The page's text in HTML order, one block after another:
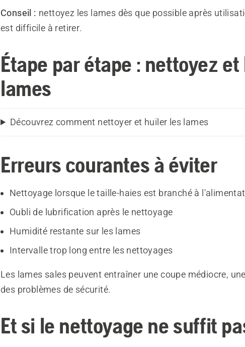
Conseil : nettoyez les lames dès que possible après
est difficile à retirer.
Étape par étape : nettoyez
lames
Découvrez comment nettoyer et huiler les lames
Erreurs courantes à éviter
Nettoyage lorsque le taille-haies est branché à
Oubli de lubrification après le nettoyage
Humidité restante sur les lames
Intervalle trop long entre les nettoyages
Les lames sales peuvent entraîner une coupe médiocre,
des problèmes de sécurité.
Et si le nettoyage ne suffit